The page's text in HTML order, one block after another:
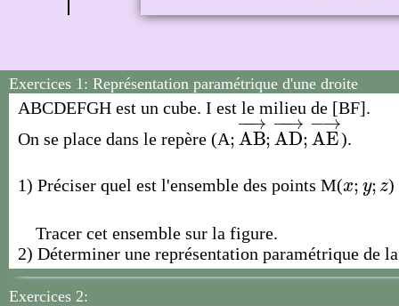
Exercices 1: Représentation paramétrique d'une droite
ABCDEFGH est un cube. I est le milieu de [BF].
On se place dans le repère (A; AB
−→
−
; AD
−→
−
; AE
−→
; AB→;AD →;AE
).
1) Préciser quel est l'ensemble des points M(x; y; z
x;y;z )
Tracer cet ensemble sur la figure.
2) Déterminer une représentation paramétrique de
Exercices 2: